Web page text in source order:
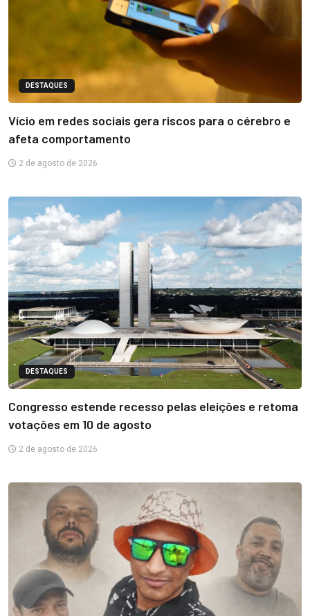
DESTAQUES
Vício em redes sociais gera riscos para o cérebro e
afeta comportamento
2 de agosto de 2026
DESTAQUES
Congresso estende recesso pelas eleições e retoma
votações em 10 de agosto
2 de agosto de 2026